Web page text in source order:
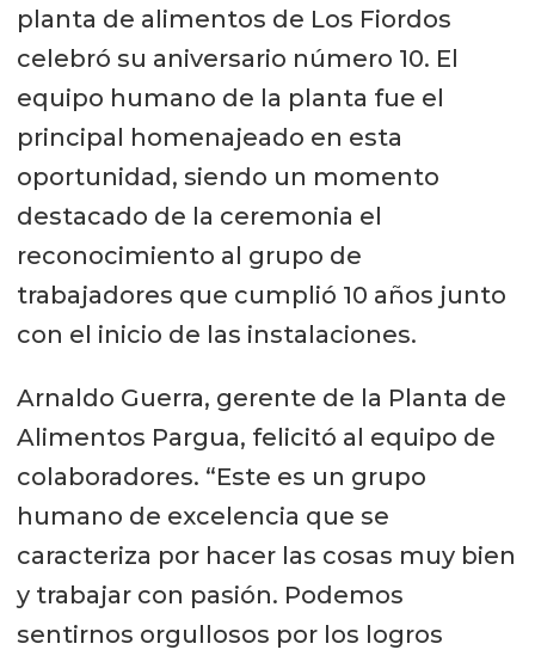
planta de alimentos de Los Fiordos
celebró su aniversario número 10. El
equipo humano de la planta fue el
principal homenajeado en esta
oportunidad, siendo un momento
destacado de la ceremonia el
reconocimiento al grupo de
trabajadores que cumplió 10 años junto
con el inicio de las instalaciones.
Arnaldo Guerra, gerente de la Planta de
Alimentos Pargua, felicitó al equipo de
colaboradores. “Este es un grupo
humano de excelencia que se
caracteriza por hacer las cosas muy bien
y trabajar con pasión. Podemos
sentirnos orgullosos por los logros